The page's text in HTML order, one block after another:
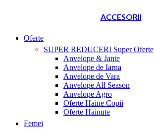
ACCESORII
Oferte
SUPER REDUCERI Super Oferte
Anvelope & Jante
Anvelope de Iarna
Anvelope de Vara
Anvelope All Season
Anvelope Agro
Oferte Haine Copii
Oferte Hainute
Femei